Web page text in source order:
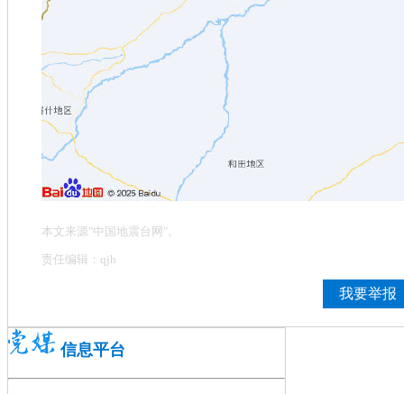
本文来源"中国地震台网"。
责任编辑：qjh
我要举报
信息平台